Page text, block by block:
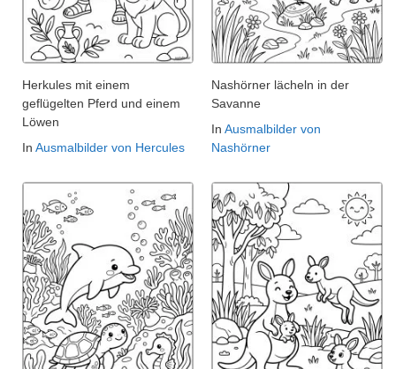
Herkules mit einem
geflügelten Pferd und einem
Löwen
In Ausmalbilder von Hercules
Nashörner lächeln in der
Savanne
In Ausmalbilder von
Nashörner